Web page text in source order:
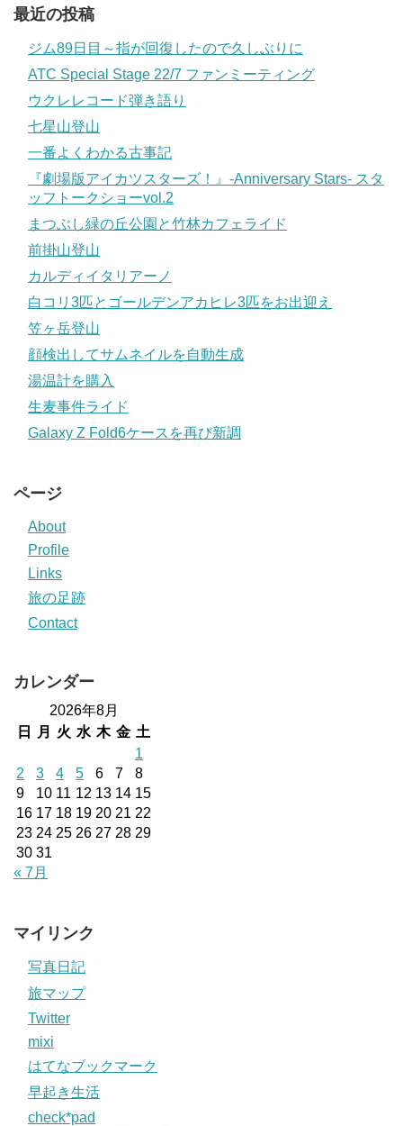
最近の投稿
ジム89日目～指が回復したので久しぶりに
ATC Special Stage 22/7 ファンミーティング
ウクレレコード弾き語り
七星山登山
一番よくわかる古事記
『劇場版アイカツスターズ！』-Anniversary Stars- スタ
ッフトークショーvol.2
まつぶし緑の丘公園と竹林カフェライド
前掛山登山
カルディイタリアーノ
白コリ3匹とゴールデンアカヒレ3匹をお出迎え
笠ヶ岳登山
顔検出してサムネイルを自動生成
湯温計を購入
生麦事件ライド
Galaxy Z Fold6ケースを再び新調
ページ
About
Profile
Links
旅の足跡
Contact
カレンダー
2026年8月
日
月 火 水 木 金 土
1
2
3 4 5 6 7
8
9
10 11 12 13 14 15
16 17 18 19 20 21 22
23 24 25 26 27 28 29
30 31
« 7月
マイリンク
写真日記
旅マップ
Twitter
mixi
はてなブックマーク
早起き生活
check*pad